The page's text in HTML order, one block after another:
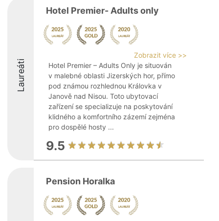
Laureáti
Hotel Premier- Adults only
Zobrazit více >>
Hotel Premier – Adults Only je situován
v malebné oblasti Jizerských hor, přímo
pod známou rozhlednou Královka v
Janově nad Nisou. Toto ubytovací
zařízení se specializuje na poskytování
klidného a komfortního zázemí zejména
pro dospělé hosty ...
9.5
Pension Horalka